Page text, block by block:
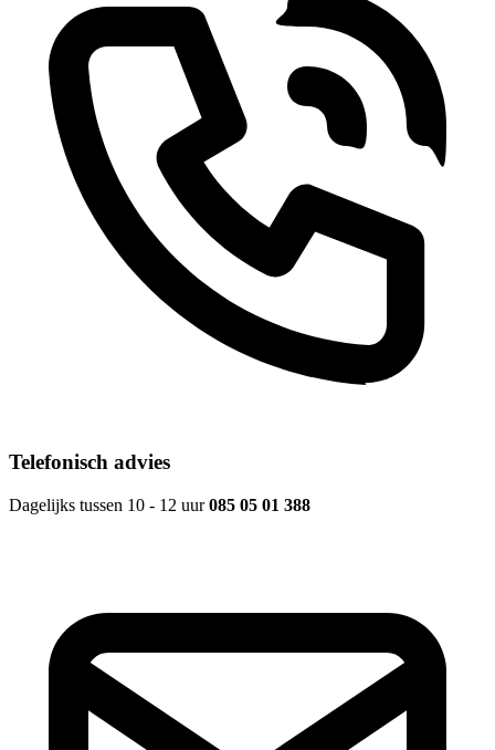
Telefonisch advies
Dagelijks tussen 10 - 12 uur085 05 01 388